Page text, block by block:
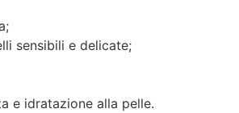
sensibili e delicate;
e idratazione alla pelle.